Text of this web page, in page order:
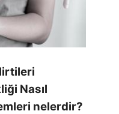
Nasıl
nelerdir?